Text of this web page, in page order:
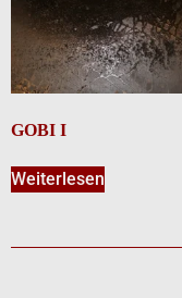
GOBI I
Weiterlesen